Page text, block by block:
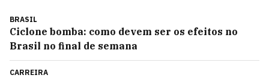
BRASIL
Ciclone bomba: como devem ser os efeitos no
Brasil no final de semana
CARREIRA